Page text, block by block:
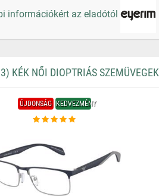
információkért az eladótól
KÉK NŐI DIOPTRIÁS SZEMÜVEGEK
ÚJDONSÁG KEDVEZMÉNY